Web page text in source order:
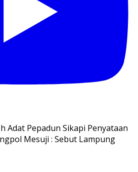
Adat Pepadun Sikapi Penyataan
Mesuji : Sebut Lampung